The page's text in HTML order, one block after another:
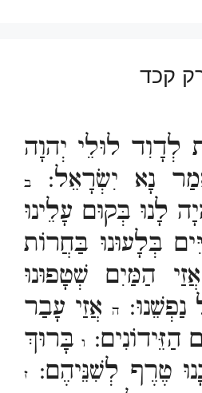
קכד
לְדָוִד לוּלֵי יְהוָה
נָא יִשְׂרָאֵל:
ב
לָנוּ בְּקוּם עָלֵינוּ
בְּלָעוּנוּ בַּחֲרוֹת
הַמַּיִם שְׁטָפוּנוּ
האֲזַי עָבַר
הַזֵּידוֹנִים:
ובָּרוּךְ
טֶרֶף לְשִׁנֵּיהֶם:
ז